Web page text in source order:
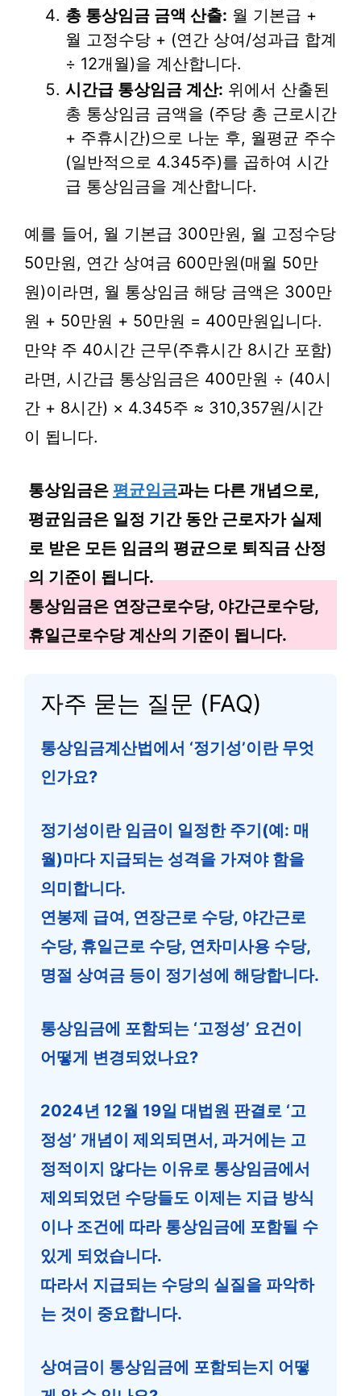
총 통상임금 금액 산출: 월 기본급 +
월 고정수당 + (연간 상여/성과급 합계
÷ 12개월)을 계산합니다.
시간급 통상임금 계산: 위에서 산출된
총 통상임금 금액을 (주당 총 근로시간
+ 주휴시간)으로 나눈 후, 월평균 주수
(일반적으로 4.345주)를 곱하여 시간
급 통상임금을 계산합니다.
예를 들어, 월 기본급 300만원, 월 고정수당
50만원, 연간 상여금 600만원(매월 50만
원)이라면, 월 통상임금 해당 금액은 300만
원 + 50만원 + 50만원 = 400만원입니다.
만약 주 40시간 근무(주휴시간 8시간 포함)
라면, 시간급 통상임금은 400만원 ÷ (40시
간 + 8시간) × 4.345주 ≈ 310,357원/시간
이 됩니다.
통상임금은 평균임금과는 다른 개념으로,
평균임금은 일정 기간 동안 근로자가 실제
로 받은 모든 임금의 평균으로 퇴직금 산정
의 기준이 됩니다.
통상임금은 연장근로수당, 야간근로수당,
휴일근로수당 계산의 기준이 됩니다.
자주 묻는 질문 (FAQ)
통상임금계산법에서 ‘정기성’이란 무엇
인가요?
정기성이란 임금이 일정한 주기(예: 매
월)마다 지급되는 성격을 가져야 함을
의미합니다.
연봉제 급여, 연장근로 수당, 야간근로
수당, 휴일근로 수당, 연차미사용 수당,
명절 상여금 등이 정기성에 해당합니다.
통상임금에 포함되는 ‘고정성’ 요건이
어떻게 변경되었나요?
2024년 12월 19일 대법원 판결로 ‘고
정성’ 개념이 제외되면서, 과거에는 고
정적이지 않다는 이유로 통상임금에서
제외되었던 수당들도 이제는 지급 방식
이나 조건에 따라 통상임금에 포함될 수
있게 되었습니다.
따라서 지급되는 수당의 실질을 파악하
는 것이 중요합니다.
상여금이 통상임금에 포함되는지 어떻